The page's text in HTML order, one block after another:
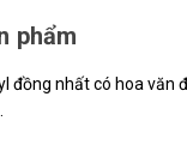
phẩm
đồng nhất có hoa văn